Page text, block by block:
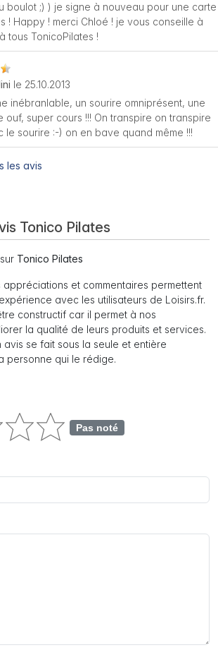
boulot ;) ) je signe à nouveau pour une carte
! Happy ! merci Chloé ! je vous conseille à
tous TonicoPilates !
le 25.10.2013
inébranlable, un sourire omniprésent, une
ouf, super cours !!! On transpire on transpire
le sourire :-) on en bave quand même !!!
les avis
Tonico Pilates
Tonico Pilates
appréciations et commentaires permettent
avec les utilisateurs de Loisirs.fr.
constructif car il permet à nos
la qualité de leurs produits et services.
se fait sous la seule et entière
personne qui le rédige.
Pas noté